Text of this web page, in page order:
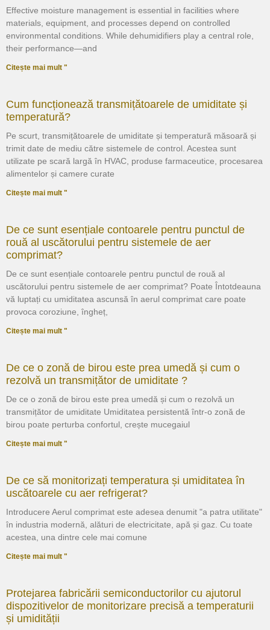
Effective moisture management is essential in facilities where
materials, equipment, and processes depend on controlled
environmental conditions. While dehumidifiers play a central role,
their performance—and
Citește mai mult "
Cum funcționează transmițătoarele de umiditate și
temperatură?
Pe scurt, transmițătoarele de umiditate și temperatură măsoară și
trimit date de mediu către sistemele de control. Acestea sunt
utilizate pe scară largă în HVAC, produse farmaceutice, procesarea
alimentelor și camere curate
Citește mai mult "
De ce sunt esențiale contoarele pentru punctul de
rouă al uscătorului pentru sistemele de aer
comprimat?
De ce sunt esențiale contoarele pentru punctul de rouă al
uscătorului pentru sistemele de aer comprimat? Poate Întotdeauna
vă luptați cu umiditatea ascunsă în aerul comprimat care poate
provoca coroziune, îngheț,
Citește mai mult "
De ce o zonă de birou este prea umedă și cum o
rezolvă un transmițător de umiditate ?
De ce o zonă de birou este prea umedă și cum o rezolvă un
transmițător de umiditate Umiditatea persistentă într-o zonă de
birou poate perturba confortul, crește mucegaiul
Citește mai mult "
De ce să monitorizați temperatura și umiditatea în
uscătoarele cu aer refrigerat?
Introducere Aerul comprimat este adesea denumit "a patra utilitate"
în industria modernă, alături de electricitate, apă și gaz. Cu toate
acestea, una dintre cele mai comune
Citește mai mult "
Protejarea fabricării semiconductorilor cu ajutorul
dispozitivelor de monitorizare precisă a temperaturii
și umidității